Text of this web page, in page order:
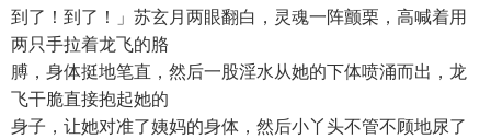
到了！到了！」苏玄月两眼翻白，灵魂一阵颤栗，高喊着用
两只手拉着龙飞的胳
膊，身体挺地笔直，然后一股淫水从她的下体喷涌而出，龙
飞干脆直接抱起她的
身子，让她对准了姨妈的身体，然后小丫头不管不顾地尿了